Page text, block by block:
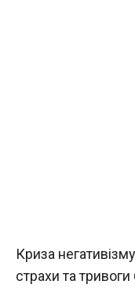
Криза
страхи та тривоги